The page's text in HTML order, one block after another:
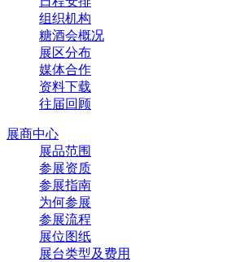
组织机构
糖酒会概况
展区分布
媒体合作
资料下载
往届回顾
展商中心
展品范围
参展资质
参展指南
为何参展
参展流程
展位图纸
展台类型及费用